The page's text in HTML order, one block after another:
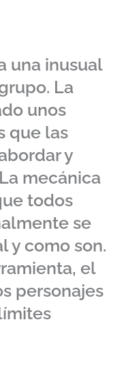
una inusual
La
unos
que las
y
mecánica
todos
se
y como son.
el
personajes